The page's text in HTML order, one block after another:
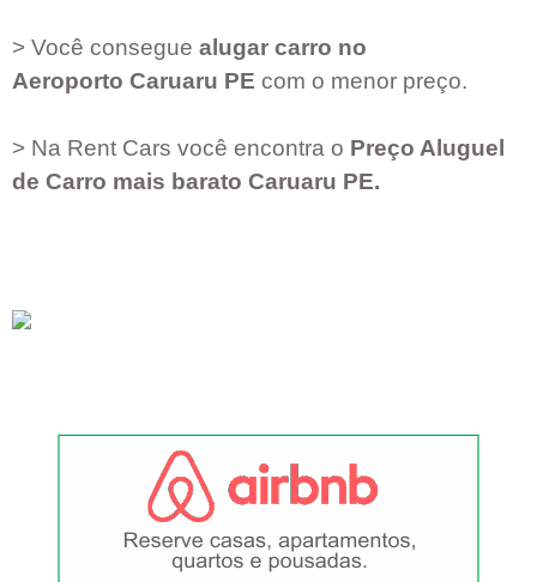
> Você consegue alugar carro no
Aeroporto Caruaru PE com o menor preço.
> Na Rent Cars você encontra o Preço Aluguel
de Carro mais barato Caruaru PE.